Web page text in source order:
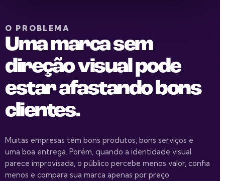
O PROBLEMA
Uma marca sem
direção visual pode
estar afastando bons
clientes.
Muitas empresas têm bons produtos, bons serviços e
uma boa entrega. Porém, quando a identidade visual
parece improvisada, o público percebe menos valor, confia
menos e compara sua marca apenas por preço.